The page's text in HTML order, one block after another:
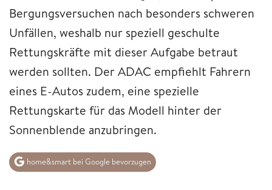
Bergungsversuchen nach besonders schweren
Unfällen, weshalb nur speziell geschulte
Rettungskräfte mit dieser Aufgabe betraut
werden sollten. Der ADAC empfiehlt Fahrern
eines E-Autos zudem, eine spezielle
Rettungskarte für das Modell hinter der
Sonnenblende anzubringen.
home&smart bei Google bevorzugen